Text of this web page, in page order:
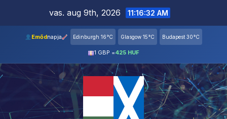
content
vas. aug 9th, 2026 11:16:33 AM
Emődnapja Edinburgh 16°C Glasgow 15°C Budapest 30°C
1 GBP =425 HUF